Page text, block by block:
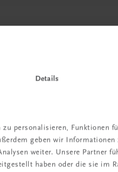
Details
personalisieren, Funktionen
geben wir
weiter. Unsere Partner
haben oder die sie im